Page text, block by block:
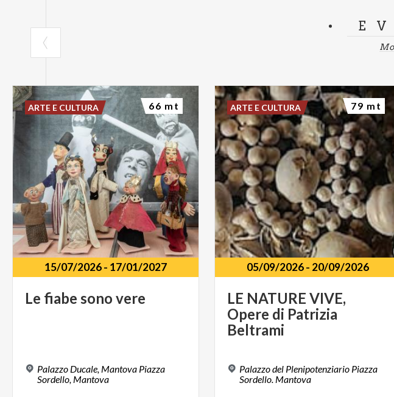
15/07/2026- 17/01/2027
Le fiabe sono vere
Palazzo Ducale, Mantova Piazza
Sordello, Mantova
ARTE E CULTURA 66 mt
05/09/2026- 20/09/2026
LE NATURE VIVE,
Opere di Patrizia
Beltrami
Palazzo del Plenipotenziario Piazza
Sordello. Mantova
ARTE E CULTURA 79 mt